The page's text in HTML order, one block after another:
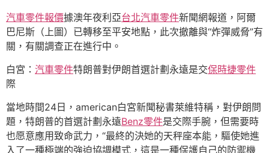
汽車零件報價據澳年夜利亞台北汽車零件新聞網報道，阿爾
巴尼斯（上圖）已轉移至平安地點，此次撤離與“炸彈威脅”有
關，有關調查正在進行中。
白宮： 汽車零件特朗普對伊朗首選計劃永遠是交保時捷零件
際
當地時間24日，american白宮新聞秘書萊維特稱，對伊朗問
題，特朗普的首選計劃永遠Benz零件是交際手腕，但需要時
也愿意應用致命武力，“最終的決她的天秤座本能，驅使她進
入了一種極端的強迫協調模式，這是一種保護自己的防禦機